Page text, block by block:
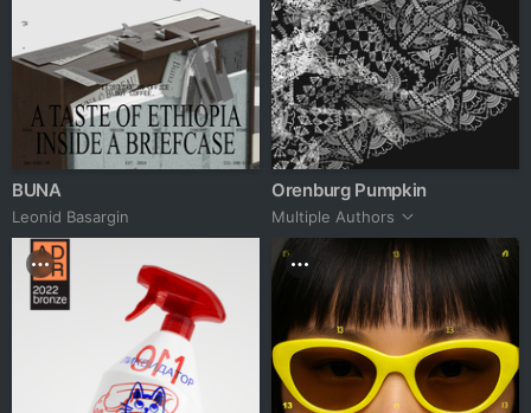
BUNA
Leonid Basargin
Orenburg Pumpkin
Multiple Authors